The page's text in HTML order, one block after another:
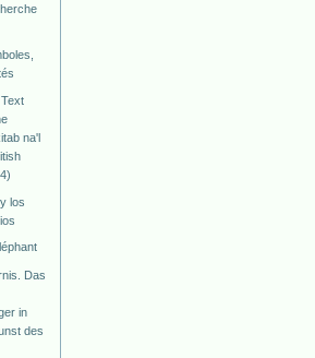
na'l
los
Das
in
des